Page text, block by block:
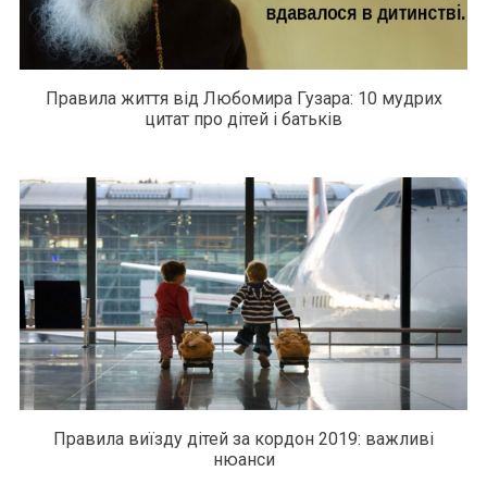
Правила життя від Любомира Гузара: 10 мудрих
цитат про дітей і батьків
Правила виїзду дітей за кордон 2019: важливі
нюанси